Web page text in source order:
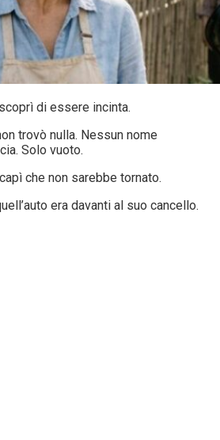
di essere incinta.
trovò nulla. Nessun nome
Solo vuoto.
che non sarebbe tornato.
era davanti al suo cancello.